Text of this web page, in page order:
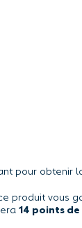
pour obtenir
produit vous
14 points